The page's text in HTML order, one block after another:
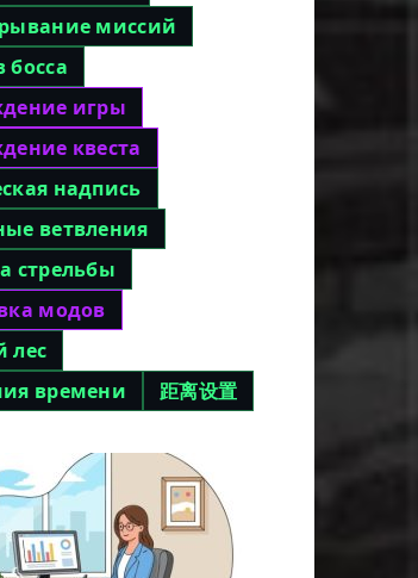
миссий
босса
игры
квеста
надпись
ветвления
стрельбы
модов
лес
времени
距离设置